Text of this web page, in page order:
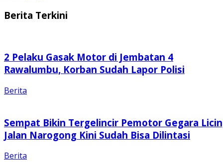
Berita Terkini
2 Pelaku Gasak Motor di Jembatan 4
Rawalumbu, Korban Sudah Lapor Polisi
Berita
Sempat Bikin Tergelincir Pemotor Gegara
Jalan Narogong Kini Sudah Bisa Dilintasi
Berita